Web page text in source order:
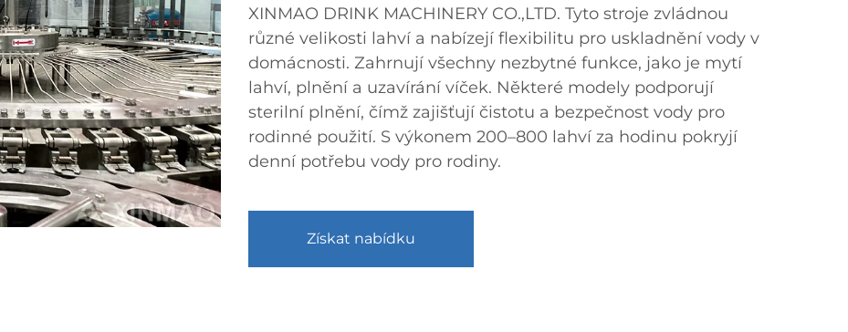
XINMAO DRINK MACHINERY CO.,LTD. Tyto stroje zvládnou
různé velikosti lahví a nabízejí flexibilitu pro uskladnění vody v
domácnosti. Zahrnují všechny nezbytné funkce, jako je mytí
lahví, plnění a uzavírání víček. Některé modely podporují
sterilní plnění, čímž zajišťují čistotu a bezpečnost vody pro
rodinné použití. S výkonem 200–800 lahví za hodinu pokryjí
denní potřebu vody pro rodiny.
Získat nabídku